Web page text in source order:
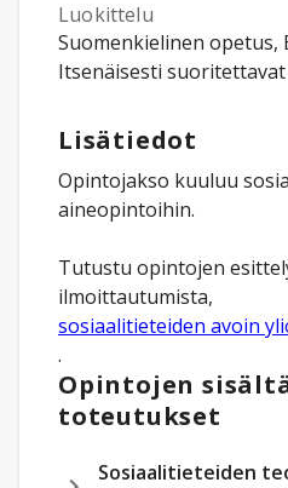
Luokittelu
Suomenkielinen opetus,
Itsenäisesti
Lisätiedot
Opintojakso kuuluu
aineopintoihin.
Tutustu opintojen
ilmoittautumista,
sosiaalitieteiden avoin
.
Opintojen
toteutukset
Sosiaalitieteiden